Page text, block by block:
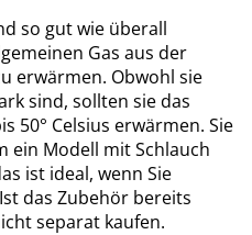
so gut wie überall
Gas aus der
erwärmen. Obwohl sie
sind, sollten sie das
50° Celsius erwärmen. Sie
ein Modell mit Schlauch
ist ideal, wenn Sie
das Zubehör bereits
separat kaufen.